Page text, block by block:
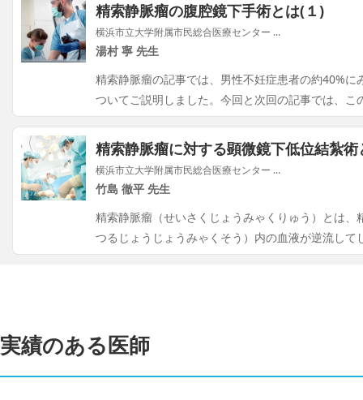
精索静脈瘤の腹腔鏡下手術とは(１)
横浜市立大学附属市民総合医療センター ...
湯村 寧 先生
精索静脈瘤の記事では、男性不妊症患者の約40%
ついてご説明しました。今回と次回の記事では、こ
精索静脈瘤に対する顕微鏡下低位結紮術
横浜市立大学附属市民総合医療センター ...
竹島 徹平 先生
精索静脈瘤（せいさくじょうみゃくりゅう）とは
つるじょうじょうみゃくそう）内の血液が逆流して
実績のある医師